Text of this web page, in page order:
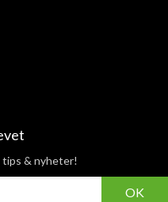
tips & nyheter!
OK